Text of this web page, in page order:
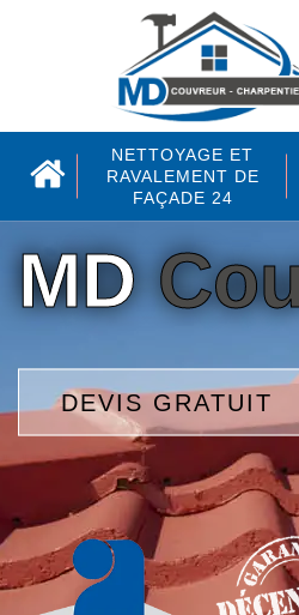
NETTOYAGE ET
RAVALEMENT DE
FAÇADE 24
MD
DEVIS GRATUIT